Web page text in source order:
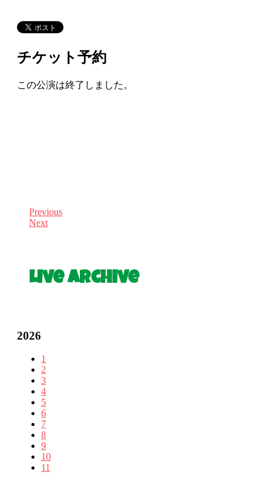
チケット予約
この公演は終了しました。
Previous
Next
Live Archive
2026
1
2
3
4
5
6
7
8
9
10
11